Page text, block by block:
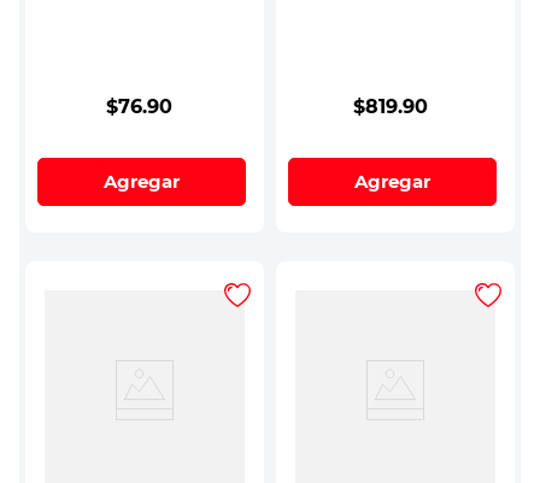
$76.90
Agregar
$819.90
Agregar